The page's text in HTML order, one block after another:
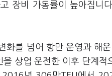
장비 가동률이 높아집니
화를 넘어 항만 운영과 해
상업 운전한 이후 단계